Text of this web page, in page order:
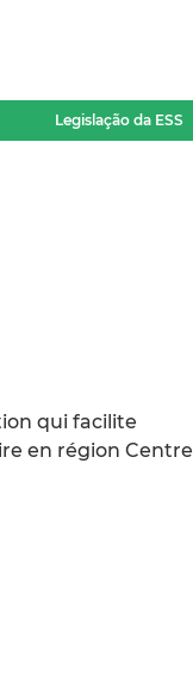
Legislação da ESS
qui facilite
en région Centre